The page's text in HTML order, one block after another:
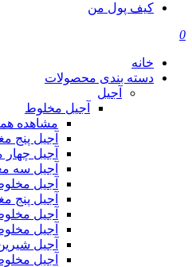
کیف پول من
0
خانه
دسته بندی محصولات
آجیل
آجیل مخلوط
مشاهده
آجیل پنج مغز
آجیل چهار
آجیل سه
آجیل
آجیل پنج مغز
آجیل
آجیل
آجیل
آجیل